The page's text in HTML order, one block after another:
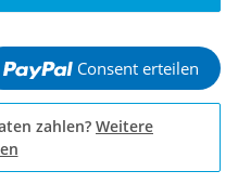
Consent erteilen
zahlen? Weitere